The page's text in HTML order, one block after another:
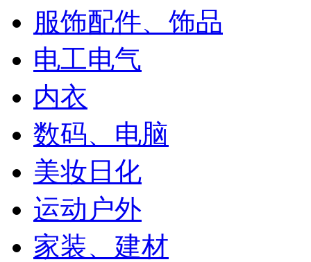
服饰配件、饰品
电工电气
内衣
数码、电脑
美妆日化
运动户外
家装、建材